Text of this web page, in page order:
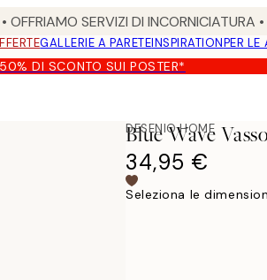
OFFRIAMO SERVIZI DI
GALLERIE A PARETEINSPIRATIONPER LE
DI SCONTO SUI POSTER*
DESENIO HOME
Blue Wave
34,95 €
Seleziona le